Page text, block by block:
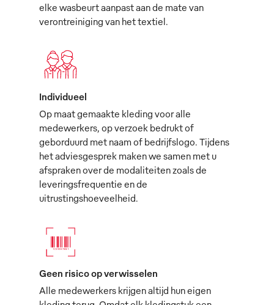
elke wasbeurt aanpast aan de mate van
verontreiniging van het textiel.
Individueel
Op maat gemaakte kleding voor alle
medewerkers, op verzoek bedrukt of
geborduurd met naam of bedrijfslogo. Tijdens
het adviesgesprek maken we samen met u
afspraken over de modaliteiten zoals de
leveringsfrequentie en de
uitrustingshoeveelheid.
Geen risico op verwisselen
Alle medewerkers krijgen altijd hun eigen